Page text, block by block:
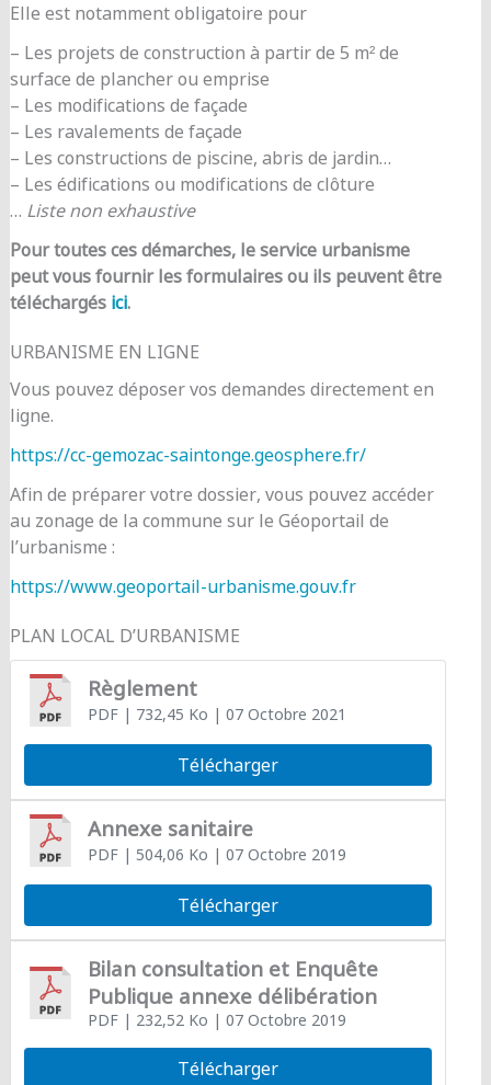
Elle est notamment obligatoire pour
– Les projets de construction à partir de 5 m² de
surface de plancher ou emprise
– Les modifications de façade
– Les ravalements de façade
– Les constructions de piscine, abris de jardin…
– Les édifications ou modifications de clôture
… Liste non exhaustive
Pour toutes ces démarches, le service urbanisme
peut vous fournir les formulaires ou ils peuvent être
téléchargés ici.
URBANISME EN LIGNE
Vous pouvez déposer vos demandes directement en
ligne.
https://cc-gemozac-saintonge.geosphere.fr/
Afin de préparer votre dossier, vous pouvez accéder
au zonage de la commune sur le Géoportail de
l’urbanisme :
https://www.geoportail-urbanisme.gouv.fr
PLAN LOCAL D’URBANISME
Règlement
PDF| 732,45 Ko | 07 Octobre 2021
Télécharger
Annexe sanitaire
PDF| 504,06 Ko | 07 Octobre 2019
Télécharger
Bilan consultation et Enquête
Publique annexe délibération
PDF| 232,52 Ko | 07 Octobre 2019
Télécharger